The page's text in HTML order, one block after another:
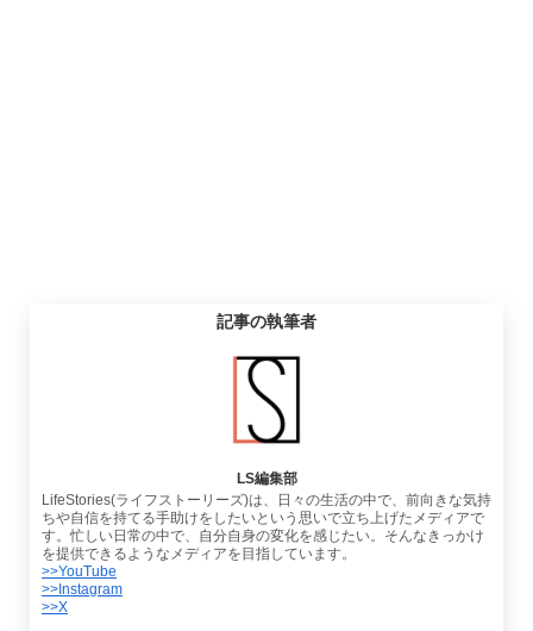
記事の執筆者
LS編集部
LifeStories(ライフストーリーズ)は、日々の生活の中で、前向きな気持
ちや自信を持てる手助けをしたいという思いで立ち上げたメディアで
す。忙しい日常の中で、自分自身の変化を感じたい。そんなきっかけ
を提供できるようなメディアを目指しています。
>>YouTube
>>Instagram
>>X